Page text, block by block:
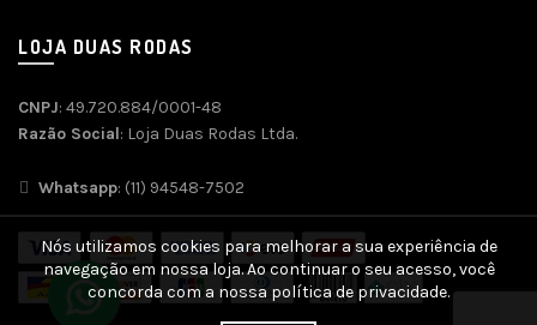
LOJA DUAS RODAS
CNPJ: 49.720.884/0001-48
Razão Social: Loja Duas Rodas Ltda.
Whatsapp: (11) 94548-7502
Nós utilizamos cookies para melhorar a sua experiência de
navegação em nossa loja. Ao continuar o seu acesso, você
concorda com a nossa política de privacidade.